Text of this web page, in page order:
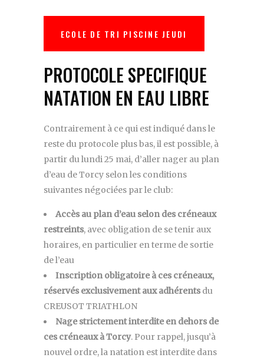
ECOLE DE TRI PISCINE JEUDI
PROTOCOLE SPECIFIQUE
NATATION EN EAU LIBRE
Contrairement à ce qui est indiqué dans le
reste du protocole plus bas, il est possible, à
partir du lundi 25 mai, d’aller nager au plan
d’eau de Torcy selon les conditions
suivantes négociées par le club:
Accès au plan d’eau selon des créneaux
restreints, avec obligation de se tenir aux
horaires, en particulier en terme de sortie
de l’eau
Inscription obligatoire à ces créneaux,
réservés exclusivement aux adhérentsdu
CREUSOT TRIATHLON
Nage strictement interdite en dehors de
ces créneaux à Torcy. Pour rappel, jusqu’à
nouvel ordre, la natation est interdite dans